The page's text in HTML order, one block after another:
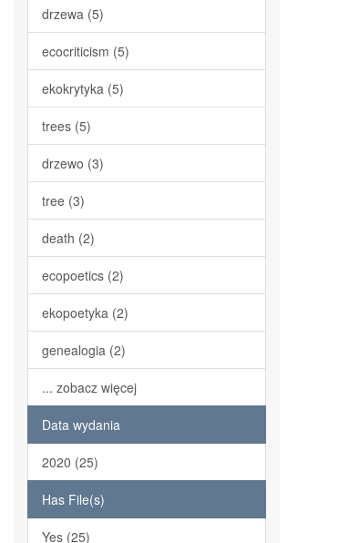
drzewa (5)
ecocriticism (5)
ekokrytyka (5)
trees (5)
drzewo (3)
tree (3)
death (2)
ecopoetics (2)
ekopoetyka (2)
genealogia (2)
... zobacz więcej
Data wydania
2020 (25)
Has File(s)
Yes (25)